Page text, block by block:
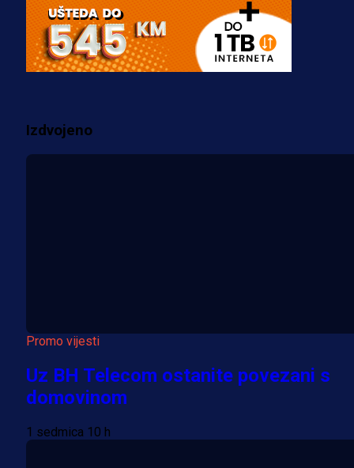
Misimović priveden: SIPA ga tereti
za pranje novca, pretresaju
prostorije FK Borac!
Više vijesti
Izdvojeno
Promo vijesti
Uz BH Telecom ostanite povezani s
domovinom
1 sedmica 10 h